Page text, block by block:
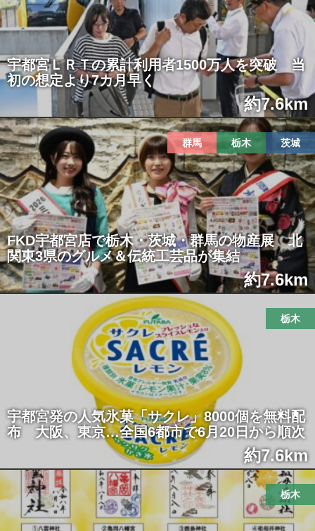
宇都宮ＬＲＴの累計利用者1500万人を突破 当
初の想定より7カ月早く
約7.6km
茨城
栃木
群馬
FKD宇都宮店で栃木・茨城・群馬の物産展 北
関東3県のグルメ＆伝統工芸品が集結
約7.6km
栃木
宇都宮発の人気氷菓「サクレ」8000個を無料配
布 大阪、東京…全国6都市で6月20日から順次
約7.6km
栃木